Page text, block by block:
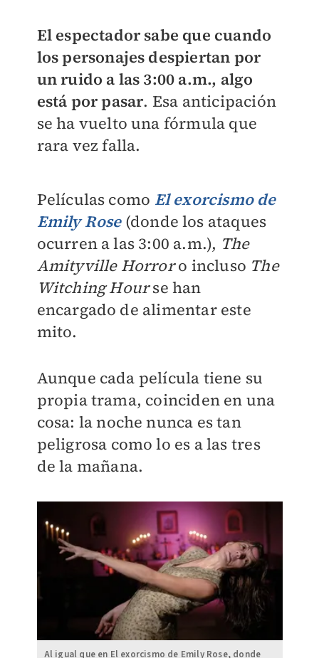
El espectador sabe que cuando
los personajes despiertan por
un ruido a las 3:00 a.m., algo
está por pasar. Esa anticipación
se ha vuelto una fórmula que
rara vez falla.
Películas como El exorcismo de
Emily Rose(donde los ataques
ocurren a las 3:00 a.m.), The
Amityville Horroro incluso The
Witching Hourse han
encargado de alimentar este
mito.
Aunque cada película tiene su
propia trama, coinciden en una
cosa: la noche nunca es tan
peligrosa como lo es a las tres
de la mañana.
Al igual que en El exorcismo de Emily Rose, donde